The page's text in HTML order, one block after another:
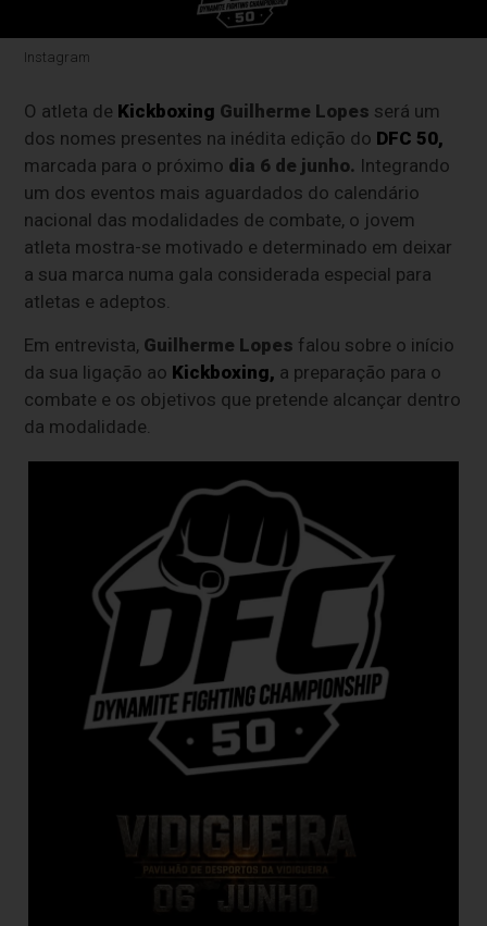
Instagram
O atleta de Kickboxing Guilherme Lopes será um
dos nomes presentes na inédita edição do DFC 50,
marcada para o próximo dia 6 de junho. Integrando
um dos eventos mais aguardados do calendário
nacional das modalidades de combate, o jovem
atleta mostra-se motivado e determinado em deixar
a sua marca numa gala considerada especial para
atletas e adeptos.
Em entrevista, Guilherme Lopes falou sobre o início
da sua ligação ao Kickboxing, a preparação para o
combate e os objetivos que pretende alcançar dentro
da modalidade.